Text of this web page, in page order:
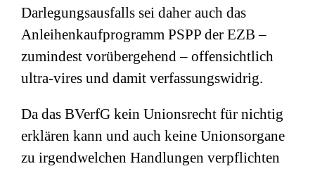
Darlegungsausfalls sei daher auch das
Anleihenkaufprogramm PSPP der EZB –
zumindest vorübergehend – offensichtlich
ultra-vires und damit verfassungswidrig.
Da das BVerfG kein Unionsrecht für nichtig
erklären kann und auch keine Unionsorgane
zu irgendwelchen Handlungen verpflichten